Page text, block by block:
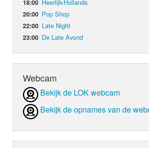
18:00 Heerlijk-Hollands
20:00 Pop Shop
22:00 Late Night
23:00 De Late Avond
Webcam
Bekijk de LOK webcam
Bekijk de opnames van de